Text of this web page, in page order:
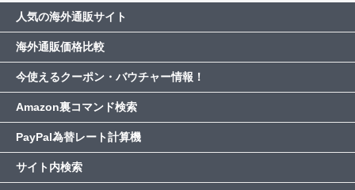
人気の海外通販サイト
海外通販価格比較
今使えるクーポン・バウチャー情報！
Amazon裏コマンド検索
PayPal為替レート計算機
サイト内検索